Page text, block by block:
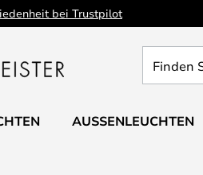
bei Trustpilot
Sie
Leuchte...
AUSSENLEUCHTEN